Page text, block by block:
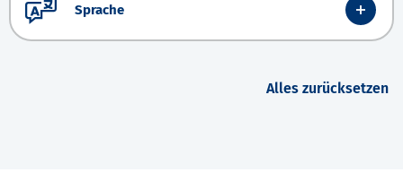
Sprache
Alles zurücksetzen